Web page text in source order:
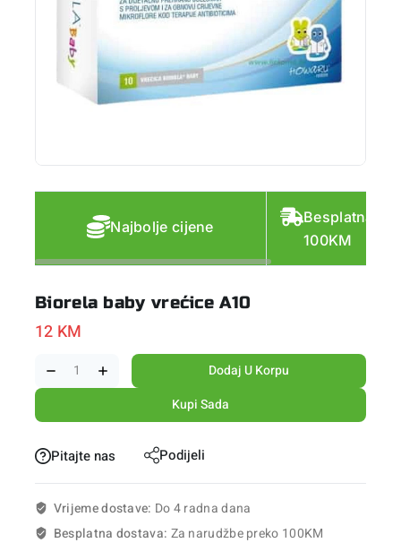
Najbolje cijene
Besplatna
100KM
Biorela baby vrećice A10
12 KM
Dodaj U Korpu
Kupi Sada
Pitajte nas Podijeli
Vrijeme dostave: Do 4 radna dana
Besplatna dostava: Za narudžbe preko 100KM